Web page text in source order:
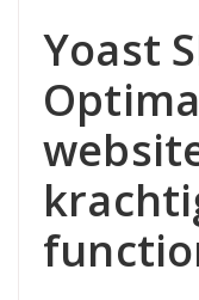
Yoast